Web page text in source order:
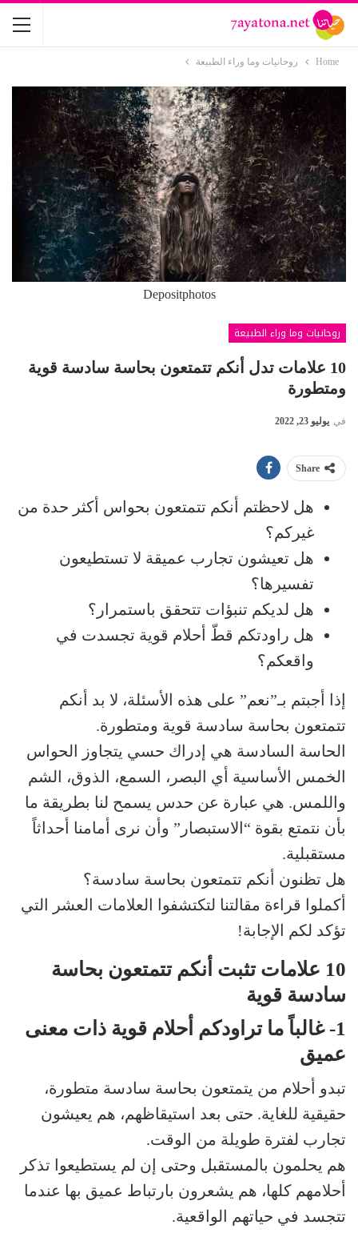
Home روحانيات وما وراء الطبيعة
Depositphotos
روحانيات وما وراء الطبيعة
10 علامات تدل أنكم تتمتعون بحاسة سادسة قوية
ومتطورة
في يوليو 23, 2022
Share
هل لاحظتم أنكم تتمتعون بحواس أكثر حدة من
غيركم؟
هل تعيشون تجارب عميقة لا تستطيعون
تفسيرها؟
هل لديكم تنبؤات تتحقق باستمرار؟
هل راودتكم قطّ أحلام قوية تجسدت في
واقعكم؟
إذا أجبتم بـ”نعم” على هذه الأسئلة، لا بد أنكم
تتمتعون بحاسة سادسة قوية ومتطورة.
الحاسة السادسة هي إدراك حسي يتجاوز الحواس
الخمس الأساسية أي البصر، السمع، الذوق، الشم
واللمس. هي عبارة عن حدس يسمح لنا بطريقة ما
بأن نتمتع بقوة “الاستبصار” وأن نرى أمامنا أحداثاً
مستقبلية.
هل تظنون أنكم تتمتعون بحاسة سادسة؟
أكملوا قراءة مقالتنا لتكتشفوا العلامات العشر التي
تؤكد لكم الإجابة!
10 علامات تثبت أنكم تتمتعون بحاسة
سادسة قوية
1- غالباً ما تراودكم أحلام قوية ذات معنى
عميق
تبدو أحلام من يتمتعون بحاسة سادسة متطورة،
حقيقية للغاية. حتى بعد استيقاظهم، هم يعيشون
تجارب لفترة طويلة من الوقت.
هم يحلمون بالمستقبل وحتى إن لم يستطيعوا تذكر
أحلامهم كلها، هم يشعرون بارتباط عميق بها عندما
تتجسد في حياتهم الواقعية.